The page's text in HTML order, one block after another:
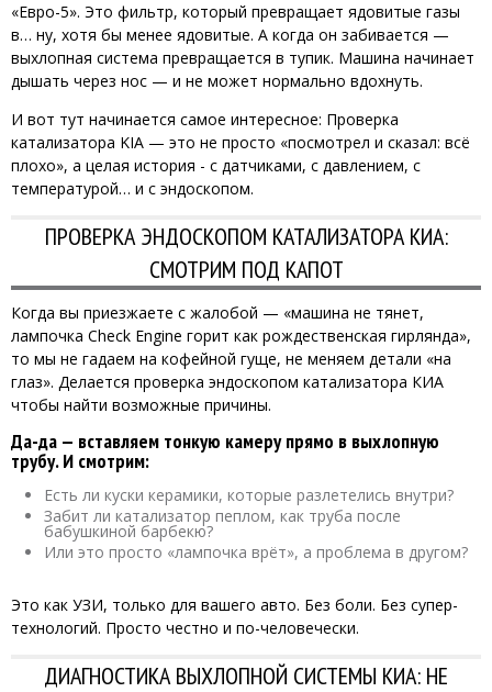
«Евро-5». Это фильтр, который превращает ядовитые газы
в… ну, хотя бы менее ядовитые. А когда он забивается —
выхлопная система превращается в тупик. Машина начинает
дышать через нос — и не может нормально вдохнуть.
И вот тут начинается самое интересное: Проверка
катализатора KIA — это не просто «посмотрел и сказал: всё
плохо», а целая история - с датчиками, с давлением, с
температурой… и с эндоскопом.
ПРОВЕРКА ЭНДОСКОПОМ КАТАЛИЗАТОРА КИА:
СМОТРИМ ПОД КАПОТ
Когда вы приезжаете с жалобой — «машина не тянет,
лампочка Check Engine горит как рождественская гирлянда»,
то мы не гадаем на кофейной гуще, не меняем детали «на
глаз». Делается проверка эндоскопом катализатора КИА
чтобы найти возможные причины.
Да-да — вставляем тонкую камеру прямо в выхлопную
трубу. И смотрим:
Есть ли куски керамики, которые разлетелись внутри?
Забит ли катализатор пеплом, как труба после
бабушкиной барбекю?
Или это просто «лампочка врёт», а проблема в другом?
Это как УЗИ, только для вашего авто. Без боли. Без супер-
технологий. Просто честно и по-человечески.
ДИАГНОСТИКА ВЫХЛОПНОЙ СИСТЕМЫ КИА: НЕ